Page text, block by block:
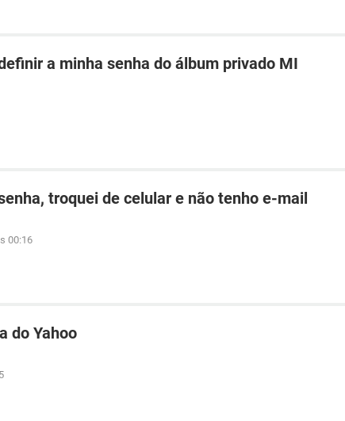
a minha senha do álbum privado MI
troquei de celular e não tenho e-mail
00:16
do Yahoo